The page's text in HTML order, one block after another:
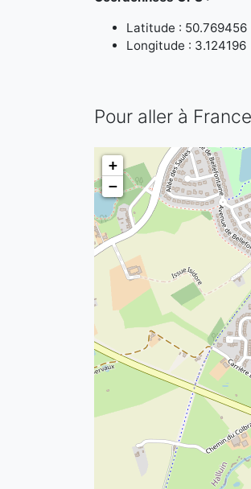
Latitude : 50.769456
Longitude : 3.124196
Pour aller à
+
−